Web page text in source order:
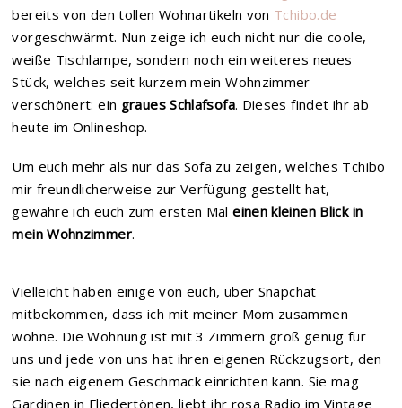
bereits von den tollen Wohnartikeln von Tchibo.de
vorgeschwärmt. Nun zeige ich euch nicht nur die coole,
weiße Tischlampe, sondern noch ein weiteres neues
Stück, welches seit kurzem mein Wohnzimmer
verschönert: ein graues Schlafsofa. Dieses findet ihr ab
heute im Onlineshop.
Um euch mehr als nur das Sofa zu zeigen, welches Tchibo
mir freundlicherweise zur Verfügung gestellt hat,
gewähre ich euch zum ersten Maleinen kleinen Blick in
mein Wohnzimmer.
Vielleicht haben einige von euch, über Snapchat
mitbekommen, dass ich mit meiner Mom zusammen
wohne. Die Wohnung ist mit 3 Zimmern groß genug für
uns und jede von uns hat ihren eigenen Rückzugsort, den
sie nach eigenem Geschmack einrichten kann. Sie mag
Gardinen in Fliedertönen, liebt ihr rosa Radio im Vintage